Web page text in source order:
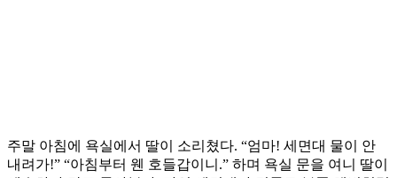
주말 아침에 욕실에서 딸이 소리쳤다. “엄마! 세면대 물이 안
내려가!” “아침부터 웬 호들갑이니.” 하며 욕실 문을 여니 딸이